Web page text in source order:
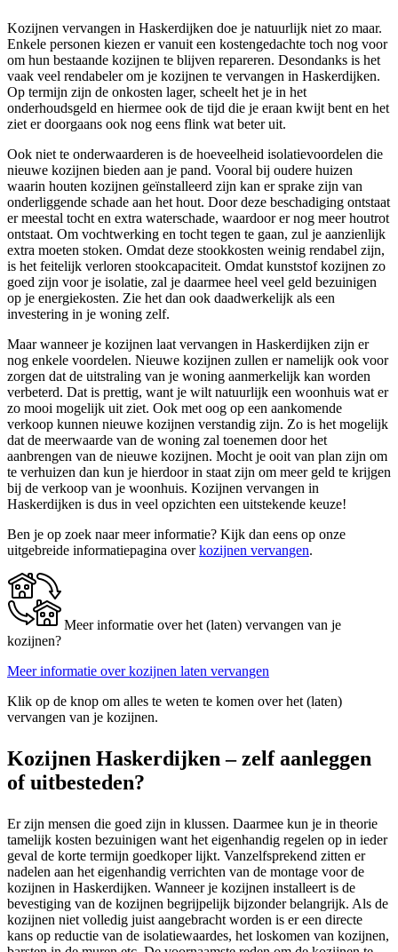
Kozijnen vervangen in Haskerdijken doe je natuurlijk niet zo maar.
Enkele personen kiezen er vanuit een kostengedachte toch nog voor
om hun bestaande kozijnen te blijven repareren. Desondanks is het
vaak veel rendabeler om je kozijnen te vervangen in Haskerdijken.
Op termijn zijn de onkosten lager, scheelt het je in het
onderhoudsgeld en hiermee ook de tijd die je eraan kwijt bent en het
ziet er doorgaans ook nog eens flink wat beter uit.
Ook niet te onderwaarderen is de hoeveelheid isolatievoordelen die
nieuwe kozijnen bieden aan je pand. Vooral bij oudere huizen
waarin houten kozijnen geïnstalleerd zijn kan er sprake zijn van
onderliggende schade aan het hout. Door deze beschadiging ontstaat
er meestal tocht en extra waterschade, waardoor er nog meer houtrot
ontstaat. Om vochtwerking en tocht tegen te gaan, zul je aanzienlijk
extra moeten stoken. Omdat deze stookkosten weinig rendabel zijn,
is het feitelijk verloren stookcapaciteit. Omdat kunststof kozijnen zo
goed zijn voor je isolatie, zal je daarmee heel veel geld bezuinigen
op je energiekosten. Zie het dan ook daadwerkelijk als een
investering in je woning zelf.
Maar wanneer je kozijnen laat vervangen in Haskerdijken zijn er
nog enkele voordelen. Nieuwe kozijnen zullen er namelijk ook voor
zorgen dat de uitstraling van je woning aanmerkelijk kan worden
verbeterd. Dat is prettig, want je wilt natuurlijk een woonhuis wat er
zo mooi mogelijk uit ziet. Ook met oog op een aankomende
verkoop kunnen nieuwe kozijnen verstandig zijn. Zo is het mogelijk
dat de meerwaarde van de woning zal toenemen door het
aanbrengen van de nieuwe kozijnen. Mocht je ooit van plan zijn om
te verhuizen dan kun je hierdoor in staat zijn om meer geld te krijgen
bij de verkoop van je woonhuis. Kozijnen vervangen in
Haskerdijken is dus in veel opzichten een uitstekende keuze!
Ben je op zoek naar meer informatie? Kijk dan eens op onze
uitgebreide informatiepagina overkozijnen vervangen.
Meer informatie over het (laten) vervangen van je
kozijnen?
Meer informatie over kozijnen laten vervangen
Klik op de knop om alles te weten te komen over het (laten)
vervangen van je kozijnen.
Kozijnen Haskerdijken – zelf aanleggen
of uitbesteden?
Er zijn mensen die goed zijn in klussen. Daarmee kun je in theorie
tamelijk kosten bezuinigen want het eigenhandig regelen op in ieder
geval de korte termijn goedkoper lijkt. Vanzelfsprekend zitten er
nadelen aan het eigenhandig verrichten van de montage voor de
kozijnen in Haskerdijken. Wanneer je kozijnen installeert is de
bevestiging van de kozijnen begrijpelijk bijzonder belangrijk. Als de
kozijnen niet volledig juist aangebracht worden is er een directe
kans op reductie van de isolatiewaardes, het loskomen van kozijnen,